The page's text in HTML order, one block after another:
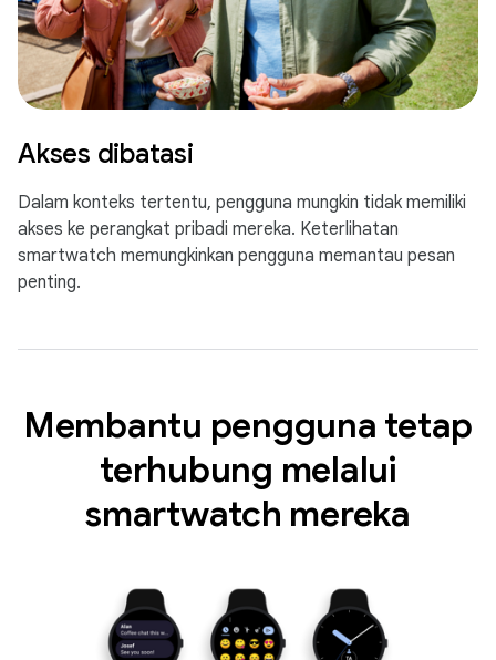
Akses dibatasi
Dalam konteks tertentu, pengguna mungkin tidak memiliki
akses ke perangkat pribadi mereka. Keterlihatan
smartwatch memungkinkan pengguna memantau pesan
penting.
Membantu pengguna tetap
terhubung melalui
smartwatch mereka